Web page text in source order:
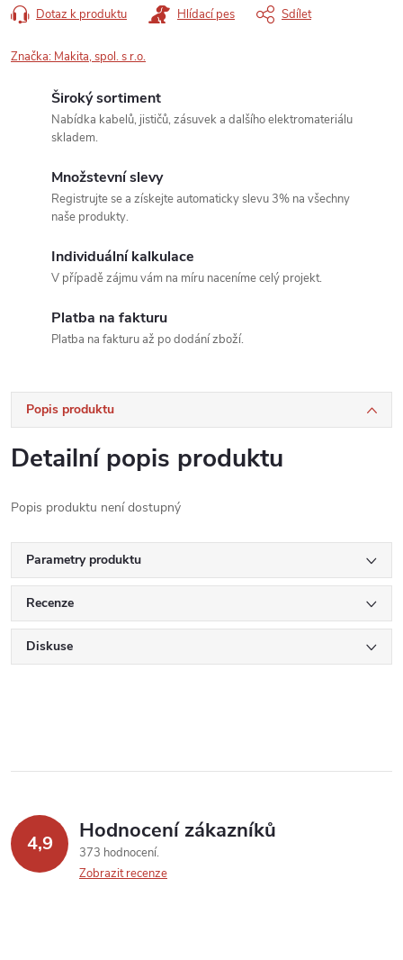
Dotaz k produktu Hlídací pes Sdílet
Značka: Makita, spol. s r.o.
Široký sortiment
Nabídka kabelů, jističů, zásuvek a dalšího elektromateriálu
skladem.
Množstevní slevy
Registrujte se a získejte automaticky slevu 3% na všechny
naše produkty.
Individuální kalkulace
V případě zájmu vám na míru naceníme celý projekt.
Platba na fakturu
Platba na fakturu až po dodání zboží.
Popis produktu
Detailní popis produktu
Popis produktu není dostupný
Parametry produktu
Recenze
Diskuse
4,9 Hodnocení zákazníků
373 hodnocení
Zobrazit recenze